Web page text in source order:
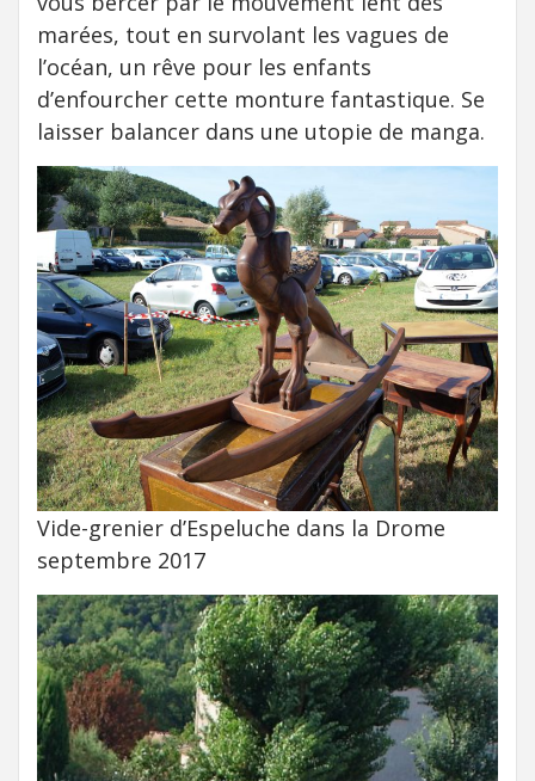
marées, tout en survolant les vagues de
l’océan, un rêve pour les enfants
d’enfourcher cette monture fantastique. Se
laisser balancer dans une utopie de manga.
Vide-grenier d’Espeluche dans la Drome
septembre 2017